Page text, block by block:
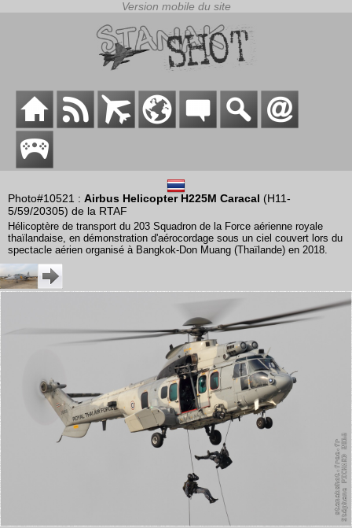
Photo#10521 : Airbus Helicopter H225M Caracal (H11-
5/59/20305) de la RTAF
Hélicoptère de transport du 203 Squadron de la Force aérienne royale
thaïlandaise, en démonstration d'aérocordage sous un ciel couvert lors du
spectacle aérien organisé à Bangkok-Don Muang (Thaïlande) en 2018.